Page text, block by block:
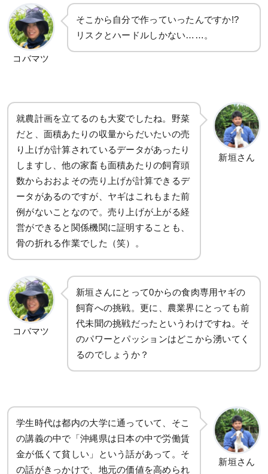
コバマツ
そこから自分で作っていったんですか!?
リスクとハードルしかない……。
就農計画を立てるのも大変でしたね。野菜
だと、面積あたりの収量からだいたいの売
り上げが計算されているデータがあったり
しますし、他の家畜も面積あたりの飼育頭
数からおおよその売り上げが計算できるデ
ータがあるのですが、ヤギはこれもまた前
例がないことなので。売り上げが上がる経
営ができると関係機関に証明することも、
骨の折れる作業でした（笑）。
新垣さん
コバマツ
新垣さんにとって0からの食肉専用ヤギの
飼育への挑戦。更に、農業界にとっても前
代未聞の挑戦だったというわけですね。そ
のパワーとパッションはどこから湧いてく
るのでしょうか？
学生時代は都内の大学に通っていて、そこ
の講義の中で「沖縄県は日本の中で労働賃
金が低くて貧しい」という話があって。そ
の話がきっかけで、地元の価値を高められ
新垣さん